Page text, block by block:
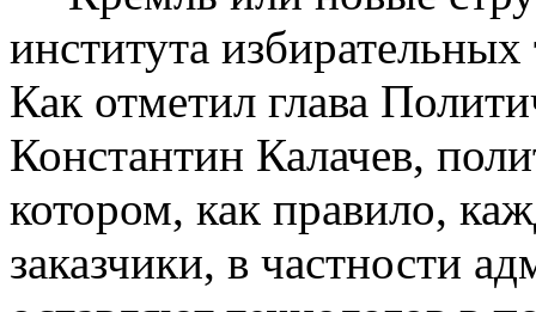
института
Как отметил глава
Константин Калачев,
котором, как правило,
заказчики, в частности